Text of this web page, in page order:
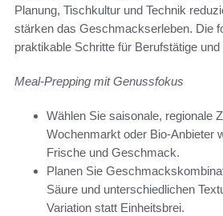
Planung, Tischkultur und Technik
stärken das Geschmackserleben. Die
praktikable Schritte für Berufstätige und
Meal-Prepping mit Genussfokus
Wählen Sie saisonale, regionale
Wochenmarkt oder Bio-Anbieter
Frische und Geschmack.
Planen Sie
Säure und unterschiedlichen
Variation statt Einheitsbrei.